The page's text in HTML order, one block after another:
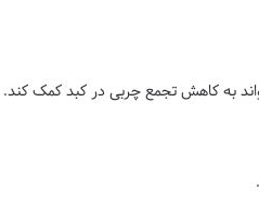
به کاهش تجمع چربی در کبد کمک کند.